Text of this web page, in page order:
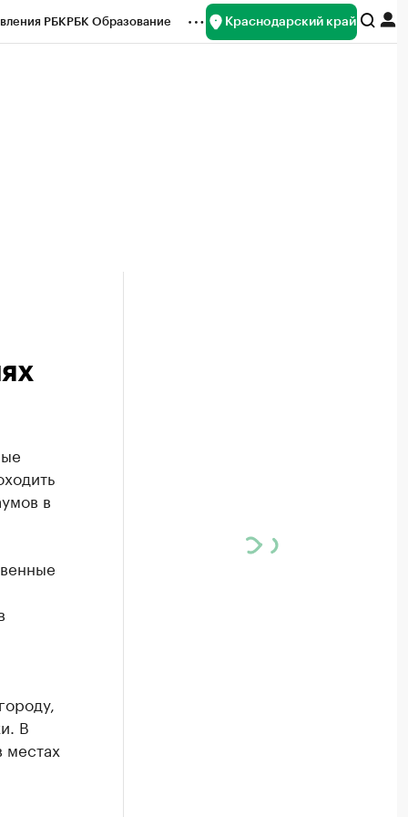
РБКРБК Образование Краснодарский край
в
В
местах